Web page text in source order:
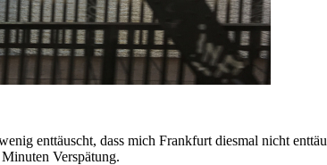
enttäuscht, dass mich Frankfurt diesmal nicht
Verspätung.